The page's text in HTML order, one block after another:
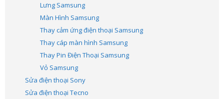
Lưng Samsung
Màn Hình Samsung
Thay cảm ứng điện thoại Samsung
Thay cáp màn hình Samsung
Thay Pin Điện Thoại Samsung
Vỏ Samsung
Sửa điện thoại Sony
Sửa điện thoại Tecno